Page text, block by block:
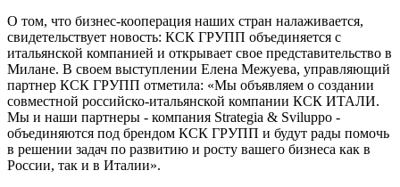
О том, что бизнес-кооперация наших стран налаживается,
свидетельствует новость: КСК ГРУПП объединяется с
итальянской компанией и открывает свое представительство в
Милане. В своем выступлении Елена Межуева, управляющий
партнер КСК ГРУПП отметила: «Мы объявляем о создании
совместной российско-итальянской компании КСК ИТАЛИ.
Мы и наши партнеры - компания Strategia & Sviluppo -
объединяются под брендом КСК ГРУПП и будут рады помочь
в решении задач по развитию и росту вашего бизнеса как в
России, так и в Италии».